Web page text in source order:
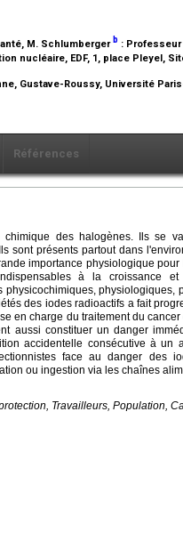
, M. Schlumberger b :
nucléaire, EDF, 1, place Pleyel,
Gustave-Roussy, Université
Références
des halogènes. Ils se
sont présents partout dans
importance physiologique pour
à la croissance et
physiologiques,
des iodes radioactifs a fait
en charge du traitement du
aussi constituer un danger
accidentelle consécutive à un
face au danger des
ou ingestion via les chaînes
Travailleurs, Population,